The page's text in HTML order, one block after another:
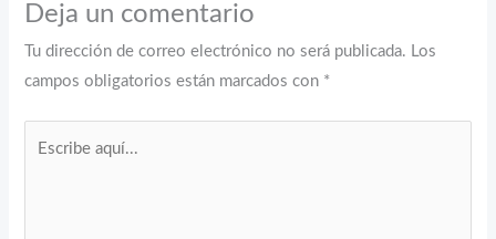
Deja un comentario
Tu dirección de correo electrónico no será publicada. Los
campos obligatorios están marcados con *